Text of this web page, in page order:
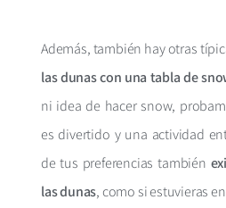
Además, también hay otras
las dunas con una tabla de
ni idea de hacer snow,
es divertido y una actividad
de tus preferencias también
las dunas, como si estuvieras